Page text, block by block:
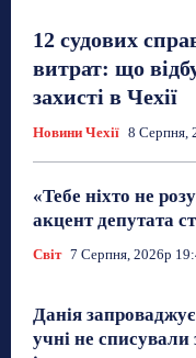
12 судових
витрат: що
захисті в Чехії
Новини Чехії 8 Серпня,
«Тебе ніхто не
акцент депутата
Світ 7 Серпня, 2026р
Данія
учні не